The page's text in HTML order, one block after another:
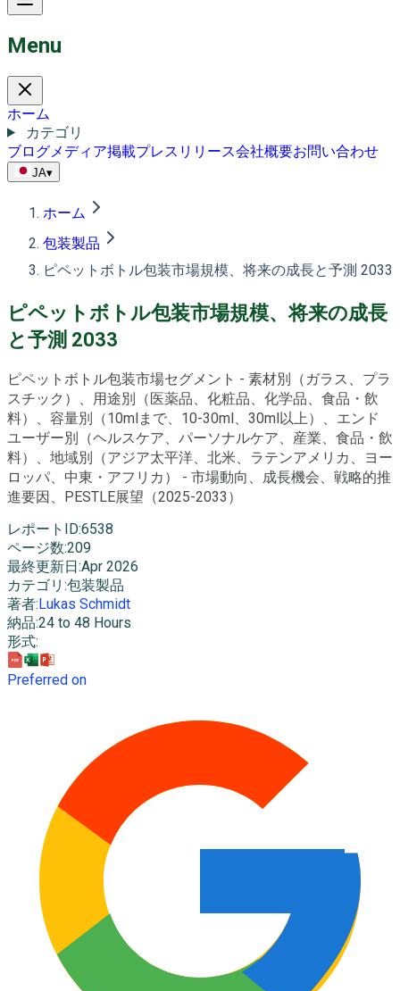
Menu
ホーム
カテゴリ
ブログメディア掲載プレスリリース会社概要お問い合わせ
JA▾
ホーム
包装製品
ピペットボトル包装市場規模、将来の成長と予測 2033
ピペットボトル包装市場規模、将来の成長
と予測 2033
ピペットボトル包装市場セグメント - 素材別（ガラス、プラ
スチック）、用途別（医薬品、化粧品、化学品、食品・飲
料）、容量別（10mlまで、10-30ml、30ml以上）、エンド
ユーザー別（ヘルスケア、パーソナルケア、産業、食品・飲
料）、地域別（アジア太平洋、北米、ラテンアメリカ、ヨー
ロッパ、中東・アフリカ） - 市場動向、成長機会、戦略的推
進要因、PESTLE展望（2025-2033）
レポートID:6538
ページ数:209
最終更新日 :Apr 2026
カテゴリ :包装製品
著者: Lukas Schmidt
納品:24 to 48 Hours
形式:
Preferred on